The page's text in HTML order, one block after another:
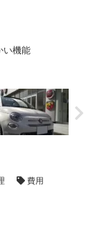
い機能
費用